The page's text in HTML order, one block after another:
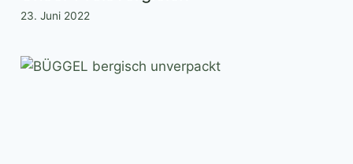
23. Juni 2022